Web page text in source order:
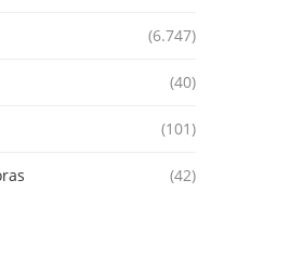
(6.747)
(40)
(101)
(42)